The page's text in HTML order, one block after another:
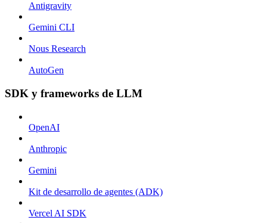
Antigravity
Gemini CLI
Nous Research
AutoGen
SDK y frameworks de LLM
OpenAI
Anthropic
Gemini
Kit de desarrollo de agentes (ADK)
Vercel AI SDK